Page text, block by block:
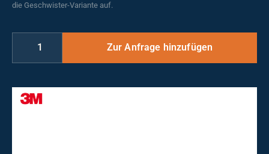
die Geschwister-Variante auf.